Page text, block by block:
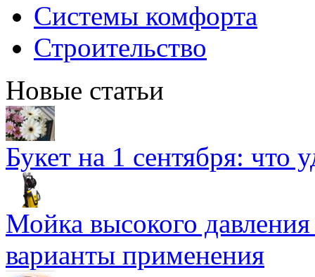
Системы комфорта
Строительство
Новые статьи
Букет на 1 сентября: что
Мойка высокого
варианты применения